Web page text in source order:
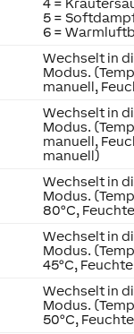
4 =
5 =
6 =
Wechselt in
Modus.
manuell,
Wechselt in
Modus.
manuell,
manuell)
Wechselt in
Modus.
80°C,
Wechselt in
Modus.
45°C,
Wechselt in
Modus.
50°C,